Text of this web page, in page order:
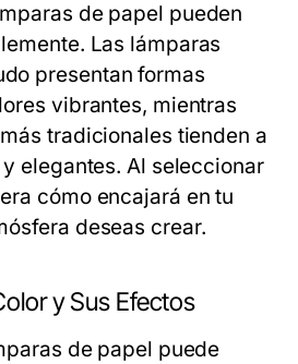
de papel pueden
Las lámparas
presentan formas
vibrantes, mientras
tradicionales tienden a
elegantes. Al seleccionar
cómo encajará en tu
deseas crear.
y Sus Efectos
de papel puede